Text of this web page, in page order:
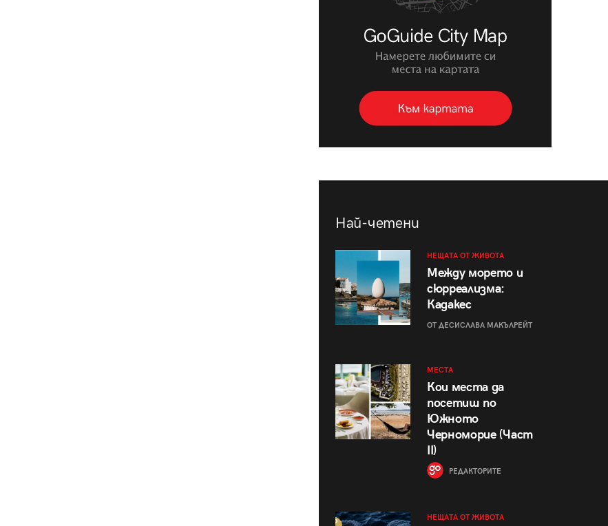
Най-четени
НЕЩАТА ОТ ЖИВОТА
Между морето и
сюрреализма:
Кадакес
ОТ ДЕСИСЛАВА МАКЪЛРЕЙТ
МЕСТА
Кои места да
посетиш по
Южното
Черноморие (Част
II)
РЕДАКТОРИТЕ
НЕЩАТА ОТ ЖИВОТА